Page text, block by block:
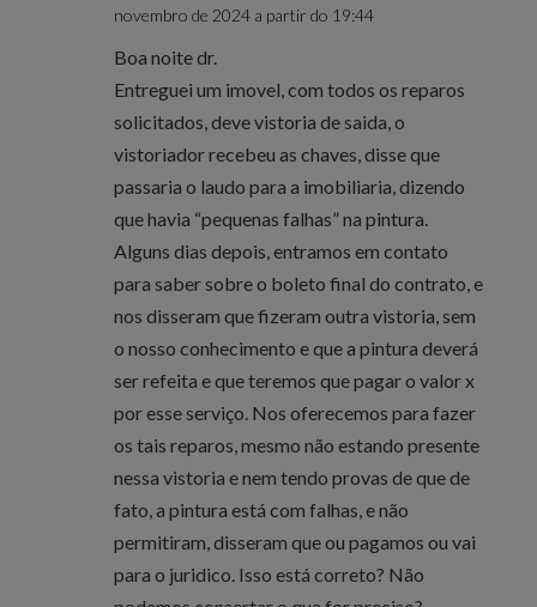
novembro de 2024 a partir do 19:44
Boa noite dr.
Entreguei um imovel, com todos os reparos
solicitados, deve vistoria de saida, o
vistoriador recebeu as chaves, disse que
passaria o laudo para a imobiliaria, dizendo
que havia “pequenas falhas” na pintura.
Alguns dias depois, entramos em contato
para saber sobre o boleto final do contrato, e
nos disseram que fizeram outra vistoria, sem
o nosso conhecimento e que a pintura deverá
ser refeita e que teremos que pagar o valor x
por esse serviço. Nos oferecemos para fazer
os tais reparos, mesmo não estando presente
nessa vistoria e nem tendo provas de que de
fato, a pintura está com falhas, e não
permitiram, disseram que ou pagamos ou vai
para o juridico. Isso está correto? Não